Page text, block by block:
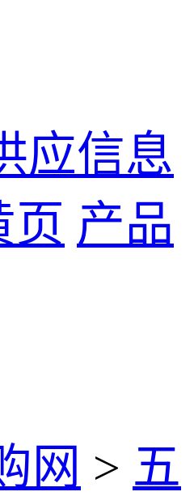
应信息
页 产品
网 > 五